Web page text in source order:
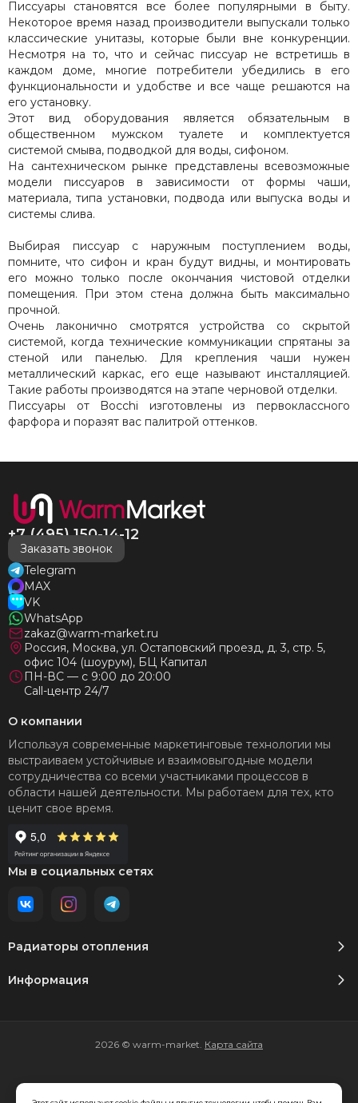
много-много лет) СПАСИБО!!!!
Писсуары становятся все более популярными в быту.
Некоторое время назад производители выпускали только
классические унитазы, которые были вне конкуренции.
Несмотря на то, что и сейчас писсуар не встретишь в
каждом доме, многие потребители убедились в его
функциональности и удобстве и все чаще решаются на
его установку.
Этот вид оборудования является обязательным в
общественном мужском туалете и комплектуется
системой смыва, подводкой для воды, сифоном.
На сантехническом рынке представлены всевозможные
модели писсуаров в зависимости от формы чаши,
материала, типа установки, подвода или выпуска воды и
системы слива.
Выбирая писсуар с наружным поступлением воды,
помните, что сифон и кран будут видны, и монтировать
его можно только после окончания чистовой отделки
помещения. При этом стена должна быть максимально
прочной.
Очень лаконично смотрятся устройства со скрытой
системой, когда технические коммуникации спрятаны за
стеной или панелью. Для крепления чаши нужен
металлический каркас, его еще называют инсталляцией.
Такие работы производятся на этапе черновой отделки.
Писсуары от Bocchi изготовлены из первоклассного
фарфора и поразят вас палитрой оттенков.
+7 (495) 150-14-12
Заказать звонок
Telegram
MAX
VK
WhatsApp
zakaz@warm-market.ru
Россия, Москва, ул. Остаповский проезд, д. 3, стр. 5,
офис 104 (шоурум), БЦ Капитал
ПН-ВС — с 9:00 до 20:00
Call-центр 24/7
Радиаторы отопления
Информация
О компании
Используя современные маркетинговые технологии мы
выстраиваем устойчивые и взаимовыгодные модели
сотрудничества со всеми участниками процессов в
области нашей деятельности. Мы работаем для тех, кто
ценит свое время.
Мы в социальных сетях
2026 © warm-market. Карта сайта